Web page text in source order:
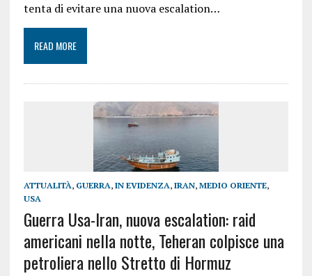
tenta di evitare una nuova escalation…
READ MORE
ATTUALITÀ, GUERRA, IN EVIDENZA, IRAN, MEDIO ORIENTE,
USA
Guerra Usa-Iran, nuova escalation: raid
americani nella notte, Teheran colpisce una
petroliera nello Stretto di Hormuz